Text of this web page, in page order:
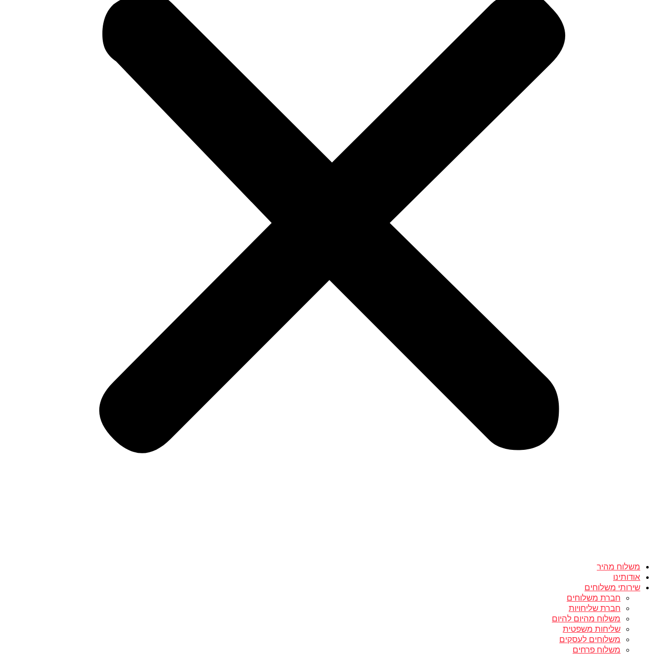
משלוח מהיר
אודותינו
שירותי משלוחים
חברת משלוחים
חברת שליחויות
משלוח מהיום להיום
שליחות משפטית
משלוחים לעסקים
משלוח פרחים